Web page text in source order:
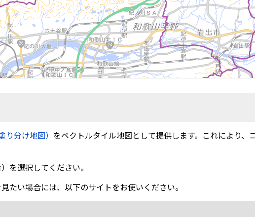
り分け地図） をベクトルタイル地図として提供します。これにより
を選択してください。
たい場合には、以下のサイトをお使いください。